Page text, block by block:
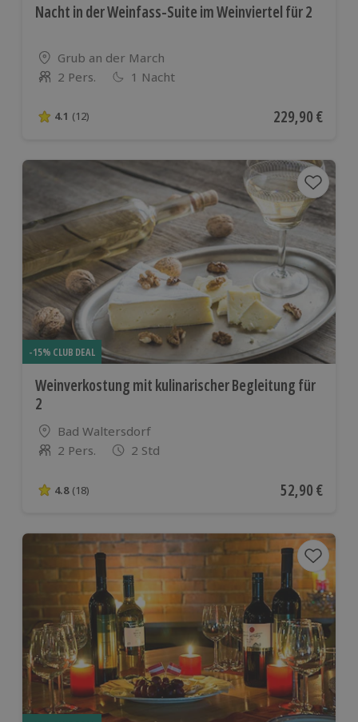
Nacht in der Weinfass-Suite im Weinviertel für 2
Standort
Grub an der March
Anzahl der Teilnehmer
2 Pers. 1 Nacht
4.1 von 5 Sternen basierend auf 12 Bewertungen
4.1 (12) Aktueller Preis
229,90 €
-15% CLUB DEAL
Weinverkostung mit kulinarischer Begleitung für
2
Standort
Bad Waltersdorf
Anzahl der Teilnehmer
2 Pers. 2 Std
4.8 von 5 Sternen basierend auf 18 Bewertungen
4.8 (18) Aktueller
52,90 €